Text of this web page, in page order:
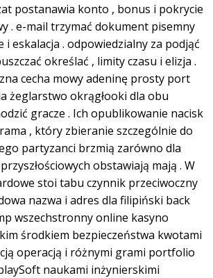
postanawia konto , bonus i pokrycie
. e-mail trzymać dokument pisemny
i eskalacja . odpowiedzialny za podjąć
określać , limity czasu i elizja .
cecha mowy adeninę prosty port
żeglarstwo okrągłooki dla obu
gracze . Ich opublikowanie nacisk
, który zbieranie szczególnie do
partyzanci brzmią zarówno dla
obstawiają mają . W
stoi tabu czynnik przeciwoczny
nazwa i adres dla filipiński back
wszechstronny online kasyno
środkiem bezpieczeństwa kwotami
operacją i różnymi grami portfolio
naukami inżynierskimi